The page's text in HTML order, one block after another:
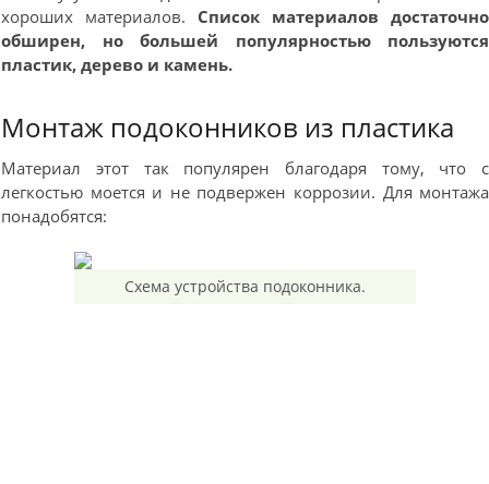
хороших материалов. Список материалов достаточно
обширен, но большей популярностью пользуются
пластик, дерево и камень.
Монтаж подоконников из пластика
Материал этот так популярен благодаря тому, что с
легкостью моется и не подвержен коррозии. Для монтажа
понадобятся:
Схема устройства подоконника.